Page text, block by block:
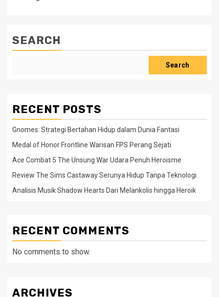
SEARCH
Search
RECENT POSTS
Gnomes: Strategi Bertahan Hidup dalam Dunia Fantasi
Medal of Honor Frontline Warisan FPS Perang Sejati
Ace Combat 5 The Unsung War Udara Penuh Heroisme
Review The Sims Castaway Serunya Hidup Tanpa Teknologi
Analisis Musik Shadow Hearts Dari Melankolis hingga Heroik
RECENT COMMENTS
No comments to show.
ARCHIVES